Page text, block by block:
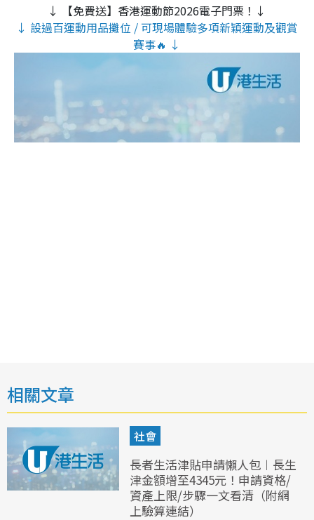
↓ 【免費送】香港運動節2026電子門票！↓
↓ 設過百運動用品攤位 / 可現場體驗多項新穎運動及觀賞
賽事🔥 ↓
相關文章
社會
長者生活津貼申請懶人包︱長生
津金額增至4345元！申請資格/
資產上限/步驟一文看清（附網
上驗算連結）